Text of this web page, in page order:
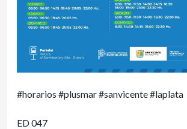
#horarios #plusmar #sanvicente #laplata
ED 047